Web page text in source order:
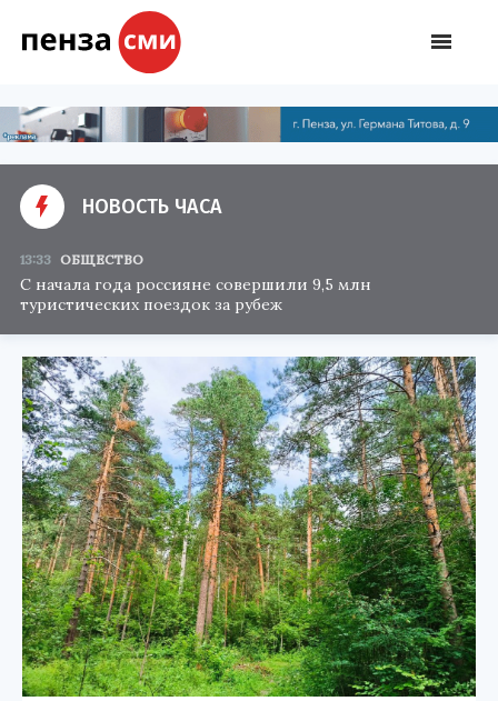
НОВОСТЬ ЧАСА
13:33 ОБЩЕСТВО
С начала года россияне совершили 9,5 млн
туристических поездок за рубеж